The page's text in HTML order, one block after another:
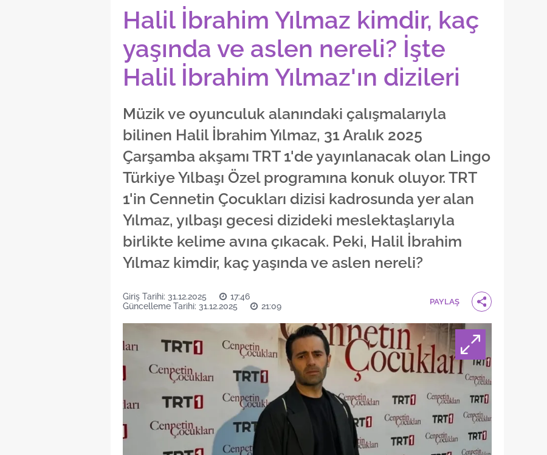
Halil İbrahim Yılmaz kimdir, kaç
yaşında ve aslen nereli? İşte
Halil İbrahim Yılmaz'ın dizileri
Müzik ve oyunculuk alanındaki çalışmalarıyla
bilinen Halil İbrahim Yılmaz, 31 Aralık 2025
Çarşamba akşamı TRT 1'de yayınlanacak olan Lingo
Türkiye Yılbaşı Özel programına konuk oluyor. TRT
1'in Cennetin Çocukları dizisi kadrosunda yer alan
Yılmaz, yılbaşı gecesi dizideki meslektaşlarıyla
birlikte kelime avına çıkacak. Peki, Halil İbrahim
Yılmaz kimdir, kaç yaşında ve aslen nereli?
Giriş Tarihi: 31.12.2025
17:46
Güncelleme Tarihi: 31.12.2025
21:09 PAYLAŞ